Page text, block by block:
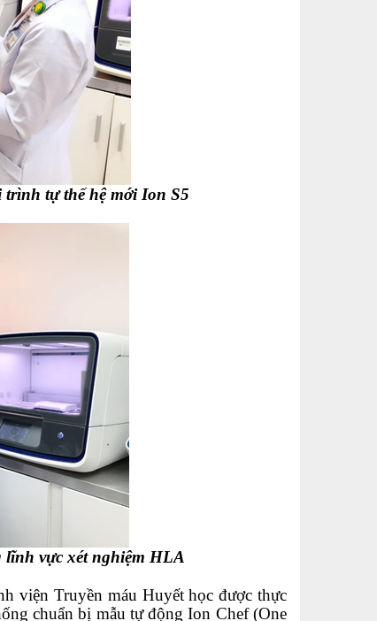
tự thế hệ mới Ion S5
vực xét nghiệm HLA
Truyền máu Huyết học được thực
chuẩn bị mẫu tự động Ion Chef (One